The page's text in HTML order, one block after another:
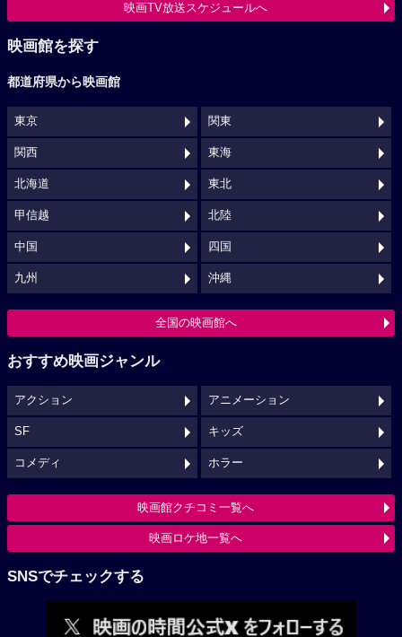
映画TV放送スケジュールへ
映画館を探す
都道府県から映画館
東京 関東
関西 東海
北海道 東北
甲信越 北陸
中国 四国
九州 沖縄
全国の映画館へ
おすすめ映画ジャンル
アクション アニメーション
SF キッズ
コメディ ホラー
映画館クチコミ一覧へ
映画ロケ地一覧へ
SNSでチェックする